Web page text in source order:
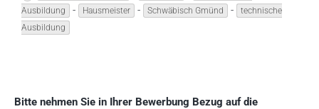
Ausbildung
- Hausmeister - Schwäbisch Gmünd -
technische
Ausbildung
Bitte nehmen Sie in Ihrer Bewerbung Bezug auf die